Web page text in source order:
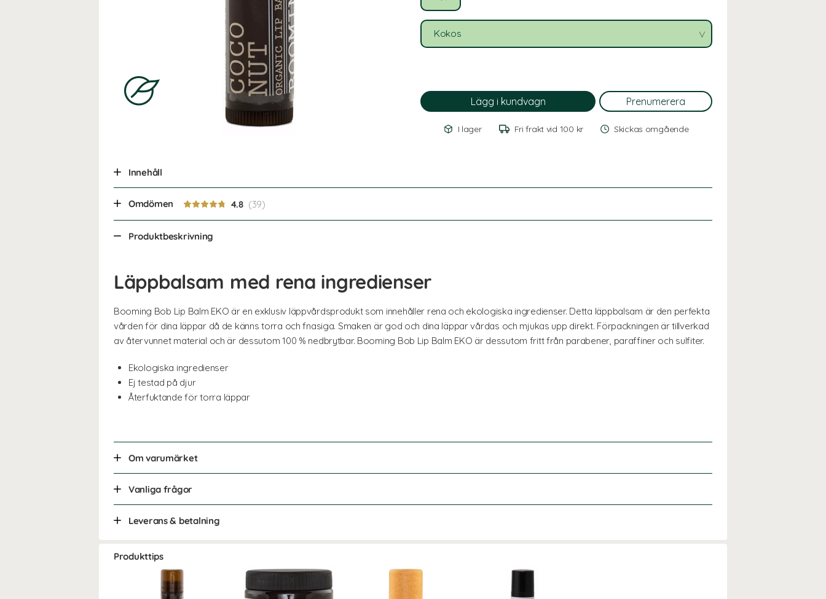
Kokos
I lager Fri frakt vid 100 kr Skickas omgående
Innehåll
Omdömen 4.8
Produktbeskrivning
Läppbalsam med rena ingredienser
Booming Bob Lip Balm EKO är en exklusiv läppvårdsprodukt som innehåller rena och ekologiska ingredienser. Detta läppbalsam är den perfekta
vården för dina läppar då de känns torra och fnasiga. Smaken är god och dina läppar vårdas och mjukas upp direkt. Förpackningen är tillverkad
av återvunnet material och är dessutom 100 % nedbrytbar. Booming Bob Lip Balm EKO är dessutom fritt från parabener, paraffiner och sulfiter.
Ekologiska ingredienser
Ej testad på djur
Återfuktande för torra läppar
Om varumärket
Vanliga frågor
Leverans & betalning
Produkttips